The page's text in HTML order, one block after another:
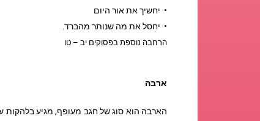
• יחשיך את אור היום
• יחסל את מה שנותר מהברד.
הרחבה נוספת בפסוקים יב – טו
ארבה
הארבה הוא סוג של חגב מעופף, מגיע בלהקות